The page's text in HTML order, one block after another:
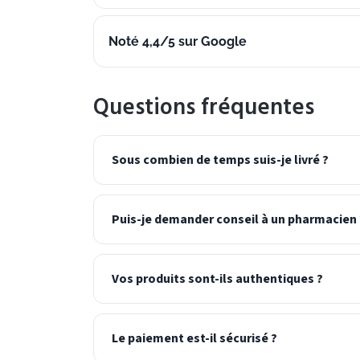
Noté 4,4/5 sur Google
Questions fréquentes
Sous combien de temps suis-je livré ?
Puis-je demander conseil à un pharmacien
Vos produits sont-ils authentiques ?
Le paiement est-il sécurisé ?